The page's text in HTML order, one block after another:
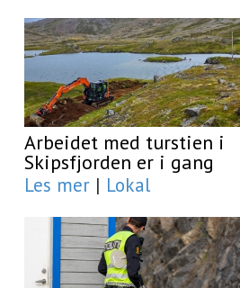
Arbeidet med turstien i
Skipsfjorden er i gang
Les mer | Lokal